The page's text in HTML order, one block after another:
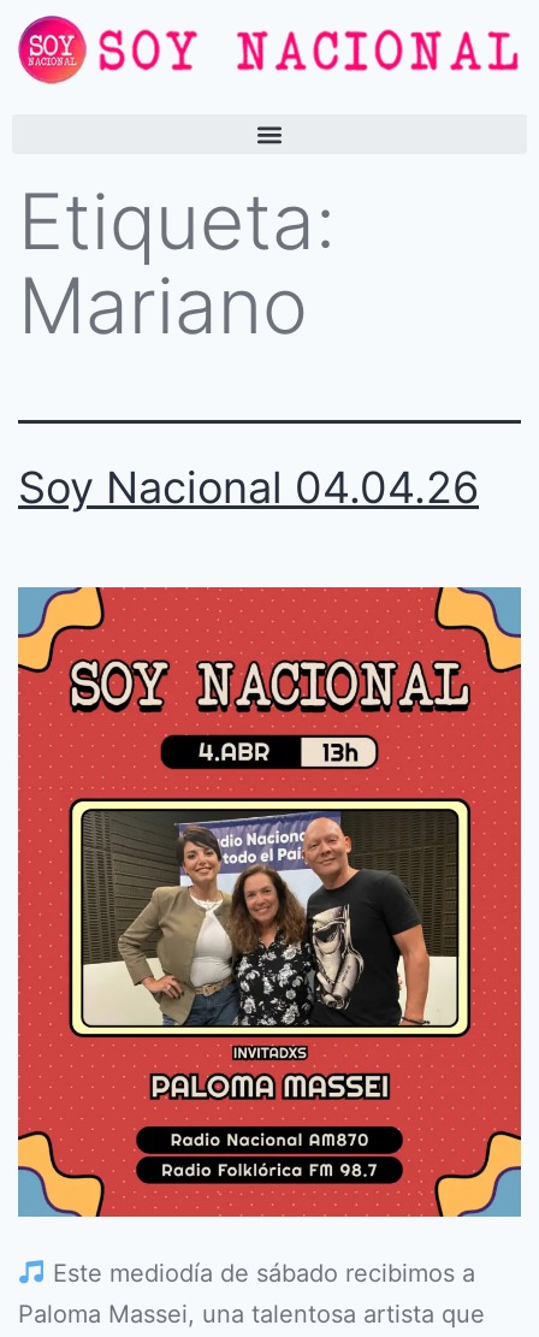
Etiqueta:
Mariano
Soy Nacional 04.04.26
Este mediodía de sábado recibimos a
Paloma Massei, una talentosa artista que